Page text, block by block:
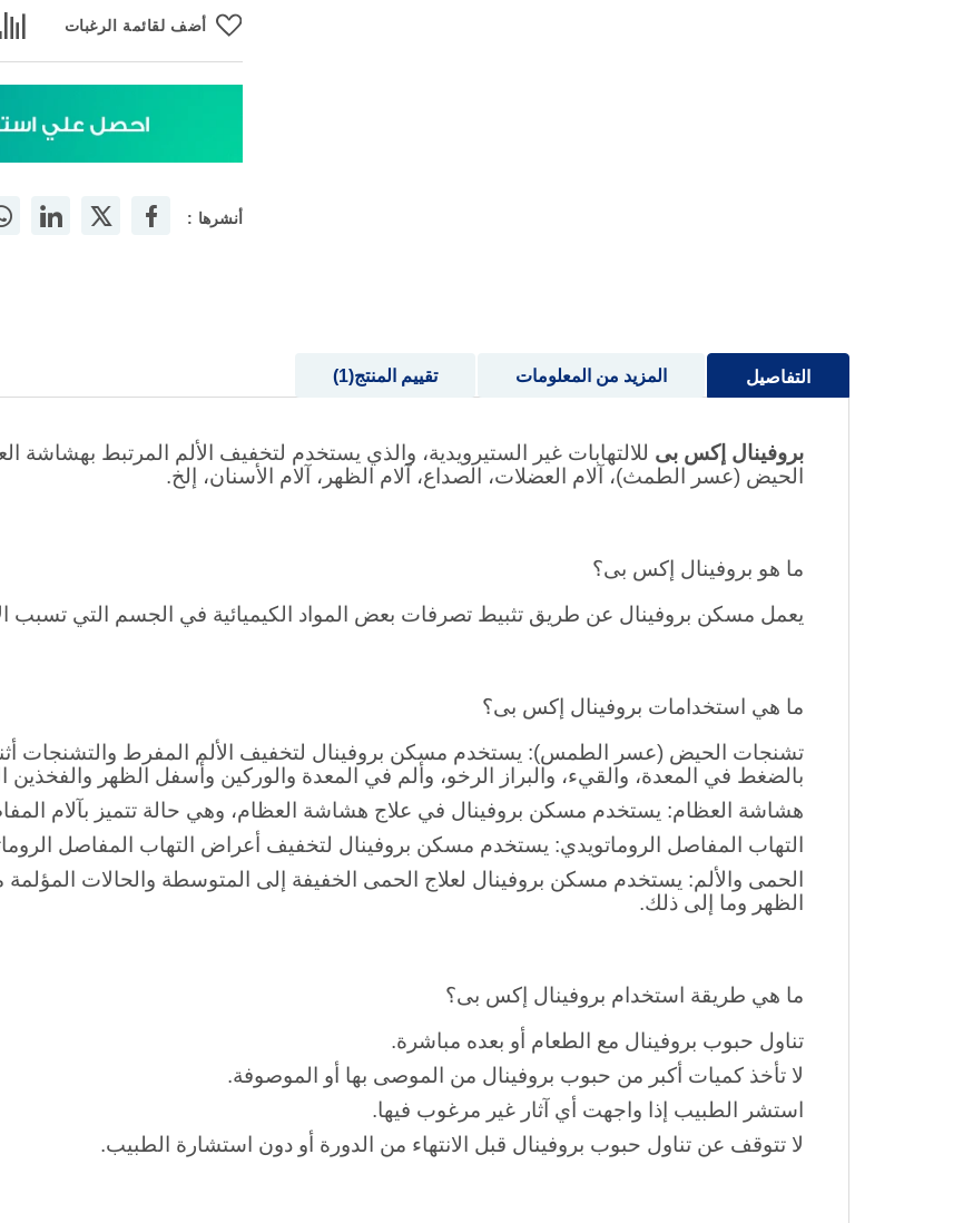
أضف لقائمة الرغبات
بروفينال إكس بىللالتهابات غير الستيرويدية، والذي يستخدم لتخفيف الألم المرتبط بهشاشة
ما هو بروفينال إكس بى؟
ما هي استخدامات بروفينال إكس بى؟
تشنجات الحيض (عسر الطمس): يستخدم مسكن بروفينال لتخفيف الألم المفرط والتشنجات
بالضغط في المعدة، والقيء، والبراز الرخو، وألم في المعدة والوركين وأسفل الظهر والفخذين
هشاشة العظام: يستخدم مسكن بروفينال في علاج هشاشة العظام، وهي حالة تتميز بآلام
التهاب المفاصل الروماتويدي: يستخدم مسكن بروفينال لتخفيف أعراض التهاب المفاصل
الحمى والألم: يستخدم مسكن بروفينال لعلاج الحمى الخفيفة إلى المتوسطة والحالات المؤلمة
ما هي طريقة استخدام بروفينال إكس بى؟
تناول حبوب بروفينال مع الطعام أو بعده مباشرة.
لا تأخذ كميات أكبر من حبوب بروفينال من الموصى بها أو الموصوفة.
استشر الطبيب إذا واجهت أي آثار غير مرغوب فيها.